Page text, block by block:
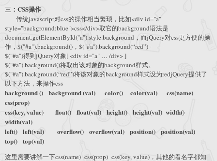
三 ：CSS操作
传统javascript对css的操作相当繁琐，比如<div id="a"
style="background:blue">css</div>取它的background语法是
document.getElementById("a").style.background，而jQuery对css更方便的操
作，$("#a").background()，$("#a").background(“red”)
$("#a")得到jQuery对象[ <div id="a" … /div> ]
$("#a").background()将取出该对象的background样式。
$("#a").background(“red”)将该对象的background样式设为redjQuery提供了
以下方法，来操作css
background () background (val) color() color(val) css(name)
css(prop)
css(key, value) float() float(val) height() height(val) width()
width(val)
left() left(val) overflow() overflow(val) position() position(val)
top() top(val)
这里需要讲解一下css(name) css(prop) css(key, value)，其他的看名字都知